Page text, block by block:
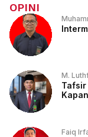
OPINI
M.
Tafsir
Faiq